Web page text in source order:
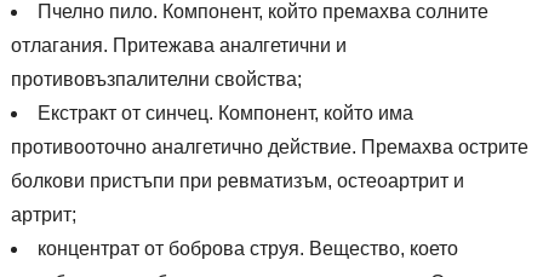
Пчелно пило. Компонент, който премахва солните
отлагания. Притежава аналгетични и
противовъзпалителни свойства;
Екстракт от синчец. Компонент, който има
противооточно аналгетично действие. Премахва острите
болкови пристъпи при ревматизъм, остеоартрит и
артрит;
концентрат от боброва струя. Вещество, което